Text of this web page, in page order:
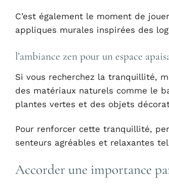
C’est également le moment de
appliques murales inspirées des
l’ambiance zen pour un espace
Si vous recherchez la tranquillité,
des matériaux naturels comme le
plantes vertes et des objets
Pour renforcer cette tranquillité,
senteurs agréables et relaxantes
Accorder une importance